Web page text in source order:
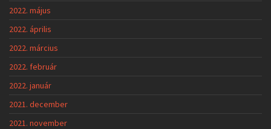
2022. május
2022. április
2022. március
2022. február
2022. január
2021. december
2021. november